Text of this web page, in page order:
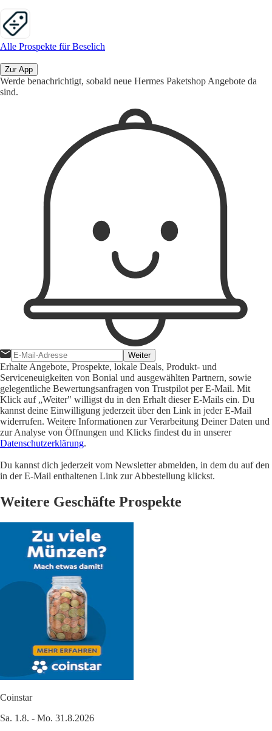
Alle Prospekte für Beselich
Zur App
Werde benachrichtigt, sobald neue Hermes Paketshop Angebote da
sind.
Weiter
Erhalte Angebote, Prospekte, lokale Deals, Produkt- und
Serviceneuigkeiten von Bonial und ausgewählten Partnern, sowie
gelegentliche Bewertungsanfragen von Trustpilot per E-Mail. Mit
Klick auf „Weiter" willigst du in den Erhalt dieser E-Mails ein. Du
kannst deine Einwilligung jederzeit über den Link in jeder E-Mail
widerrufen. Weitere Informationen zur Verarbeitung Deiner Daten und
zur Analyse von Öffnungen und Klicks findest du in unserer
Datenschutzerklärung.
Du kannst dich jederzeit vom Newsletter abmelden, in dem du auf den
in der E-Mail enthaltenen Link zur Abbestellung klickst.
Weitere Geschäfte Prospekte
Coinstar
Sa. 1.8. - Mo. 31.8.2026